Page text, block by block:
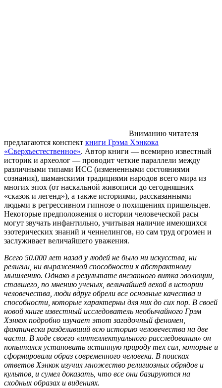
Вниманию читателя
предлагаются конспект книги Грэма Хэнкока
«Сверхъестественное». Автор книги — всемирно известный
историк и археолог — проводит четкие параллели между
различными типами ИСС (измененными состояниями
сознания), шаманскими традициями народов всего мира из
многих эпох (от наскальной живописи до сегодняшних
«сказок и легенд»), а также историями, рассказанными
людьми в регрессивном гипнозе о похищениях пришельцев.
Некоторые предположения о истории человеческой расы
могут звучать инфантильно, учитывая наличие имеющихся
эзотерических знаний и ченнелингов, но сам труд огромен и
заслуживает величайшего уважения.
Всего 50.000 лет назад у людей не было ни искусства, ни
религии, ни выраженной способности к абстрактному
мышлению. Однако в результате внезапного витка эволюции,
ставшего, по мнению ученых, величайшей вехой в истории
человечества, люди вдруг обрели все основные качества и
способности, которые характерны для них до сих пор. В своей
новой книге известный исследователь необычайного Грэм
Хэнкок подробно изучает этот загадочный феномен,
фактически разделивший всю историю человечества на две
части. В ходе своего «интеллектуального расследования» он
попытался установить истинную природу тех сил, которые и
сформировали образ современного человека. В поисках
ответов Хэнкок изучил множество религиозных обрядов и
культов, и сумел доказать, что все они базируются на
сходных образах и видениях.